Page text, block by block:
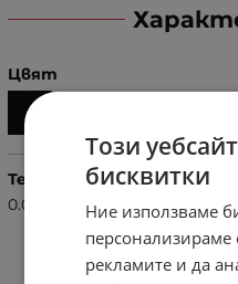
Цвят
Тегло (кг.)
0.02
Този
бисквитки
Ние използваме
рекламите и да